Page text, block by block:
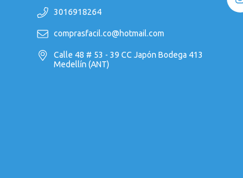
3016918264
comprasfacil.co@hotmail.com
Calle 48 # 53 - 39 CC Japón Bodega 413
Medellín (ANT)